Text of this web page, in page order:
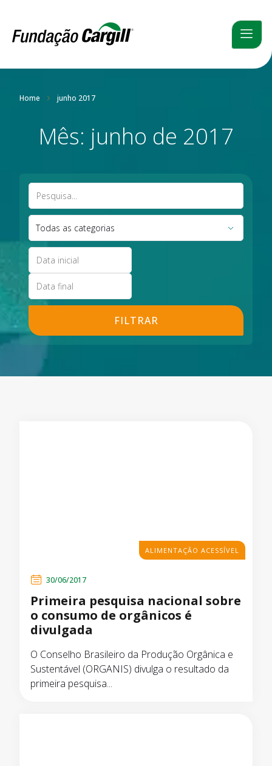
Home junho 2017
Mês: junho de 2017
FILTRAR
ALIMENTAÇÃO ACESSÍVEL
30/06/2017
Primeira pesquisa nacional sobre
o consumo de orgânicos é
divulgada
O Conselho Brasileiro da Produção Orgânica e
Sustentável (ORGANIS) divulga o resultado da
primeira pesquisa...